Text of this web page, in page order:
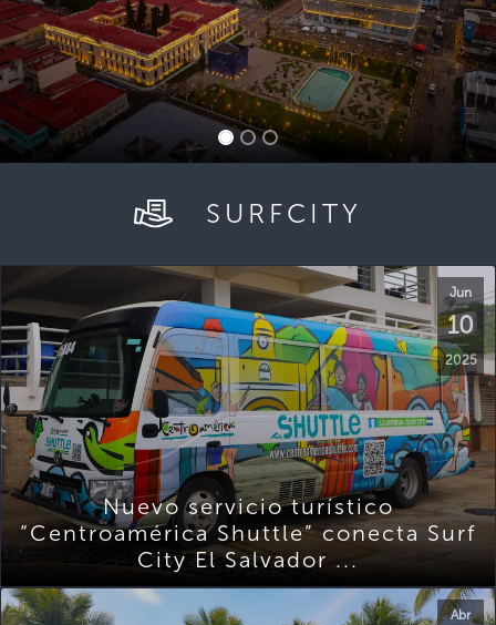
SURFCITY
Jun
10
2025
Nuevo servicio turístico
“Centroamérica Shuttle” conecta Surf
City El Salvador ...
Abr